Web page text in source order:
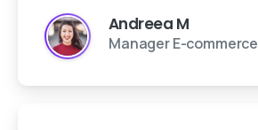
Andreea M
Manager E-commerce